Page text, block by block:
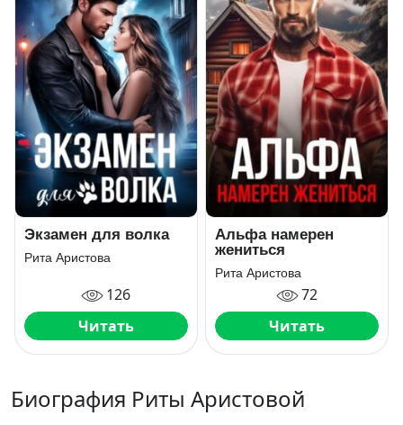
Экзамен для волка
Рита Аристова
126
Читать
Альфа намерен
жениться
Рита Аристова
72
Читать
Биография Риты Аристовой